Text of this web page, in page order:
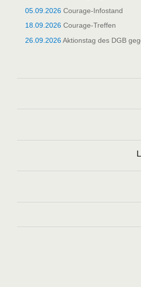
05.09.2026 Courage-Infostand
18.09.2026 Courage-Treffen
26.09.2026Aktionstag des DGB